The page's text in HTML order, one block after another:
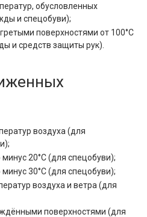
обусловленных
и спецобуви);
поверхностями от 100°С
и средств защиты рук).
воздуха (для
20°С (для спецобуви);
30°С (для спецобуви);
воздуха и ветра (для
поверхностями (для